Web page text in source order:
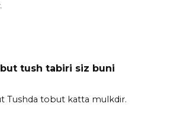
tush tabiri siz buni
Tushda tobut katta mulkdir.